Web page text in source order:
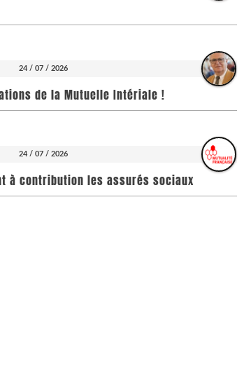
24 / 07 / 2026
de la Mutuelle Intériale !
24 / 07 / 2026
à contribution les assurés sociaux